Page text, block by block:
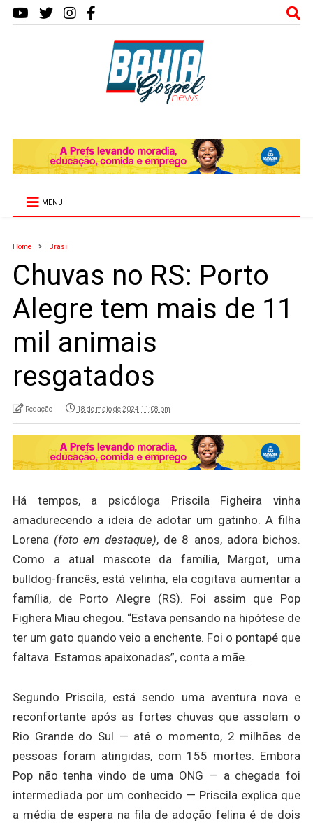
MENU
Home Brasil
Chuvas no RS: Porto
Alegre tem mais de 11
mil animais
resgatados
Redação 18 de maio de 2024 11:08 pm
Há tempos, a psicóloga Priscila Figheira vinha
amadurecendo a ideia de adotar um gatinho. A filha
Lorena (foto em destaque), de 8 anos, adora bichos.
Como a atual mascote da família, Margot, uma
bulldog-francês, está velinha, ela cogitava aumentar a
família, de Porto Alegre (RS). Foi assim que Pop
Fighera Miau chegou. “Estava pensando na hipótese de
ter um gato quando veio a enchente. Foi o pontapé que
faltava. Estamos apaixonadas”, conta a mãe.
Segundo Priscila, está sendo uma aventura nova e
reconfortante após as fortes chuvas que assolam o
Rio Grande do Sul — até o momento, 2 milhões de
pessoas foram atingidas, com 155 mortes. Embora
Pop não tenha vindo de uma ONG — a chegada foi
intermediada por um conhecido — Priscila explica que
a média de espera na fila de adoção felina é de dois